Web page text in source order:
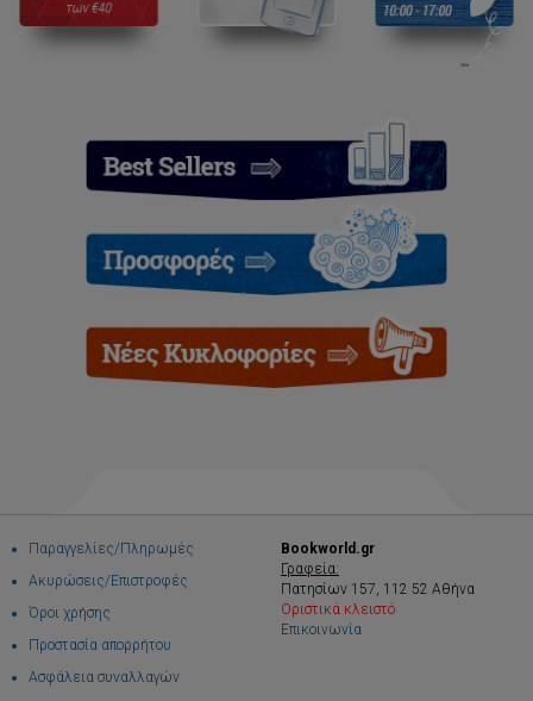
Παραγγελίες/Πληρωμές
Ακυρώσεις/Επιστροφές
Όροι χρήσης
Προστασία απορρήτου
Ασφάλεια συναλλαγών
Bookworld.gr
Γραφεία:
Πατησίων 157, 112 52 Αθήνα
Οριστικά κλειστό
Επικοινωνία